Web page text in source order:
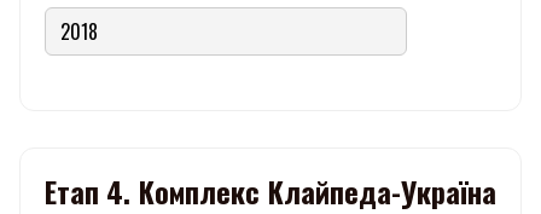
Етап 4. Комплекс Клайпеда-Україна